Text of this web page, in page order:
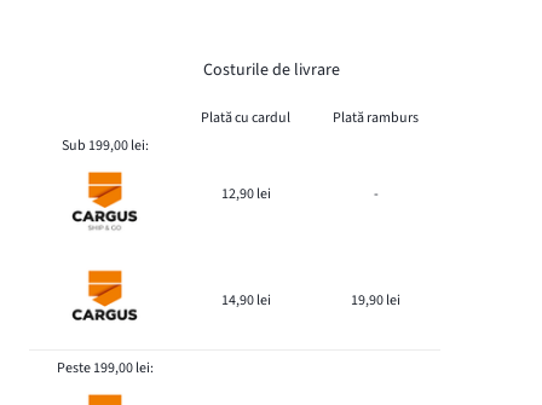
Costurile de livrare
Plată cu cardul
Plată ramburs
Sub 199,00 lei:
12,90 lei -
14,90 lei 19,90 lei
Peste 199,00 lei: